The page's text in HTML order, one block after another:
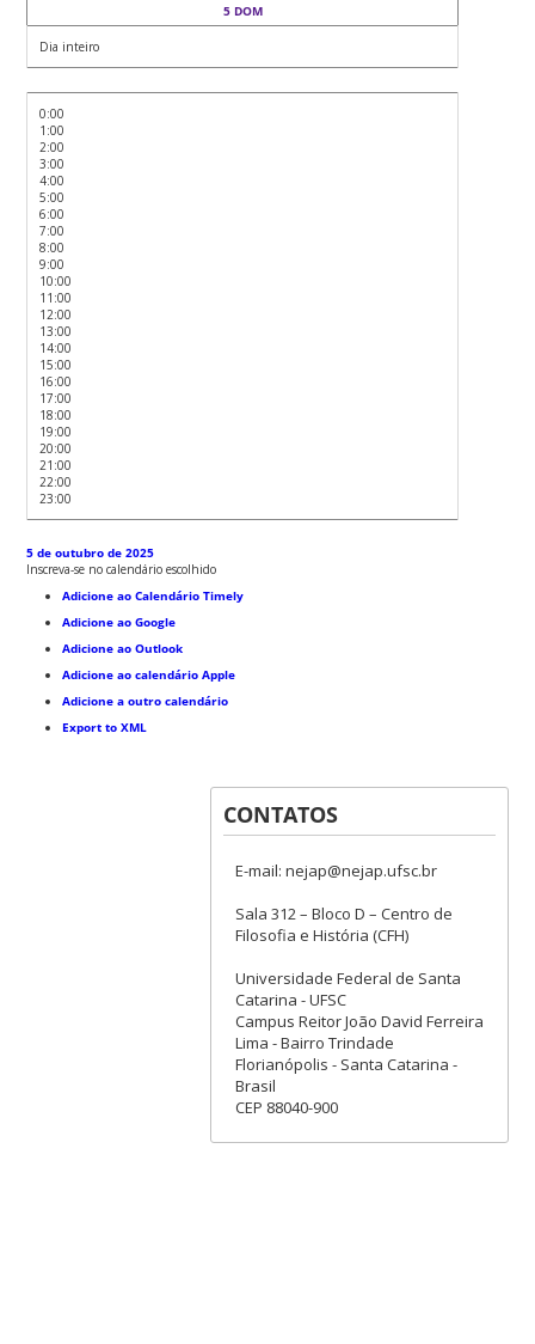
5 DOM
Dia inteiro
0:00
1:00
2:00
3:00
4:00
5:00
6:00
7:00
8:00
9:00
10:00
11:00
12:00
13:00
14:00
15:00
16:00
17:00
18:00
19:00
20:00
21:00
22:00
23:00
5 de outubro de 2025
Inscreva-se no calendário escolhido
Adicione ao Calendário Timely
Adicione ao Google
Adicione ao Outlook
Adicione ao calendário Apple
Adicione a outro calendário
Export to XML
CONTATOS
E-mail: nejap@nejap.ufsc.br
Sala 312 – Bloco D – Centro de
Filosofia e História (CFH)
Universidade Federal de Santa
Catarina - UFSC
Campus Reitor João David Ferreira
Lima - Bairro Trindade
Florianópolis - Santa Catarina -
Brasil
CEP 88040-900